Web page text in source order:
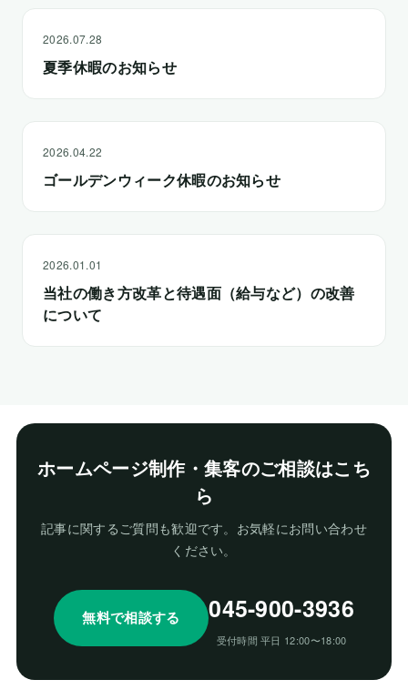
2026.07.28
夏季休暇のお知らせ
2026.04.22
ゴールデンウィーク休暇のお知らせ
2026.01.01
当社の働き方改革と待遇面（給与など）の改善
について
ホームページ制作・集客のご相談はこち
ら
記事に関するご質問も歓迎です。お気軽にお問い合わせ
ください。
無料で相談する 045-900-3936
受付時間 平日 12:00〜18:00